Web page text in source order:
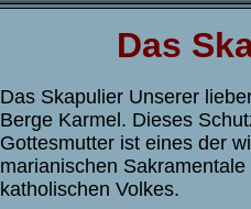
Das
Das Skapulier Unserer
Berge Karmel. Dieses
Gottesmutter ist eines der
marianischen
katholischen Volkes.